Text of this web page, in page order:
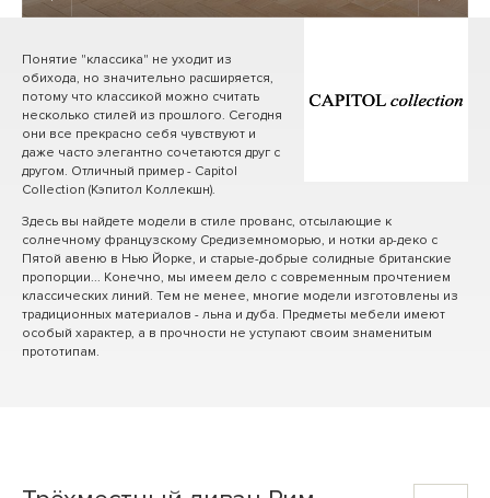
Понятие "классика" не уходит из
обихода, но значительно расширяется,
потому что классикой можно считать
несколько стилей из прошлого. Сегодня
они все прекрасно себя чувствуют и
даже часто элегантно сочетаются друг с
другом. Отличный пример - Capitol
Collection (Кэпитол Коллекшн).
Здесь вы найдете модели в стиле прованс, отсылающие к
солнечному французскому Средиземноморью, и нотки ар-деко с
Пятой авеню в Нью Йорке, и старые-добрые солидные британские
пропорции... Конечно, мы имеем дело с современным прочтением
классических линий. Тем не менее, многие модели изготовлены из
традиционных материалов - льна и дуба. Предметы мебели имеют
особый характер, а в прочности не уступают своим знаменитым
прототипам.